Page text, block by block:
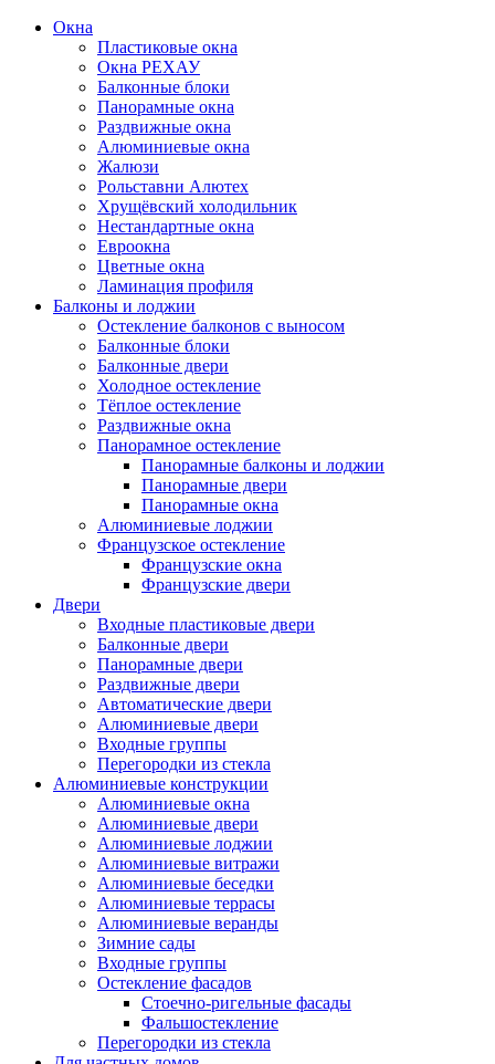
Окна
Пластиковые окна
Окна РЕХАУ
Балконные блоки
Панорамные окна
Раздвижные окна
Алюминиевые окна
Жалюзи
Рольставни Алютех
Хрущёвский холодильник
Нестандартные окна
Евроокна
Цветные окна
Ламинация профиля
Балконы и лоджии
Остекление балконов с выносом
Балконные блоки
Балконные двери
Холодное остекление
Тёплое остекление
Раздвижные окна
Панорамное остекление
Панорамные балконы и лоджии
Панорамные двери
Панорамные окна
Алюминиевые лоджии
Французское остекление
Французские окна
Французские двери
Двери
Входные пластиковые двери
Балконные двери
Панорамные двери
Раздвижные двери
Автоматические двери
Алюминиевые двери
Входные группы
Перегородки из стекла
Алюминиевые конструкции
Алюминиевые окна
Алюминиевые двери
Алюминиевые лоджии
Алюминиевые витражи
Алюминиевые беседки
Алюминиевые террасы
Алюминиевые веранды
Зимние сады
Входные группы
Остекление фасадов
Стоечно-ригельные фасады
Фальшостекление
Перегородки из стекла